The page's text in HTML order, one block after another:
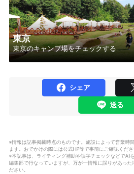
東京
東京のキャンプ場をチェックする
シェア
送る
※情報は記事掲載時点のものです。施設によって営業時
ます。おでかけの際には公式HP等で事前にご確認くださ
※本記事は、ライティング補助や誤字チェックなどでAI
編集部で行なっていますが、万が一情報に誤りがあった
ださい。